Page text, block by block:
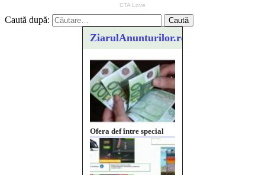
Caută după:
ZiarulAnunturilor.ro
Ofera def între special